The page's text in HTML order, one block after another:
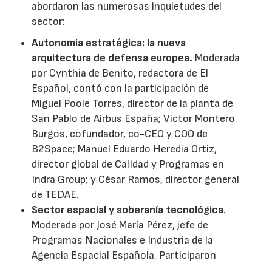
abordaron las numerosas inquietudes del
sector:
Autonomía estratégica: la nueva
arquitectura de defensa europea. Moderada
por Cynthia de Benito, redactora de El
Español, contó con la participación de
Miguel Poole Torres, director de la planta de
San Pablo de Airbus España; Víctor Montero
Burgos, cofundador, co-CEO y COO de
B2Space; Manuel Eduardo Heredia Ortiz,
director global de Calidad y Programas en
Indra Group; y César Ramos, director general
de TEDAE.
Sector espacial y soberanía tecnológica.
Moderada por José María Pérez, jefe de
Programas Nacionales e Industria de la
Agencia Espacial Española. Participaron